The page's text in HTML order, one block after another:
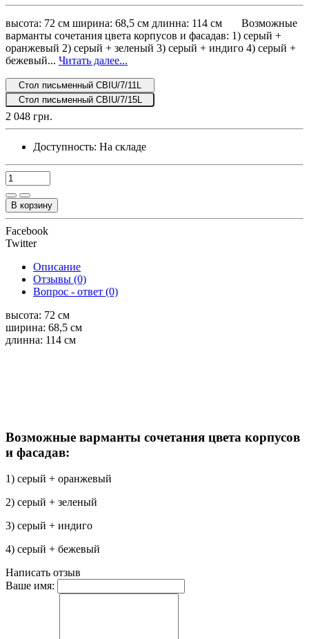
высота: 72 см ширина: 68,5 см длинна: 114 см Возможные
варманты сочетания цвета корпусов и фасадав: 1) серый +
оранжевый 2) серый + зеленый 3) серый + индиго 4) серый +
бежевый... Читать далее...
Стол письменный CBIU/7/11L
Стол письменный CBIU/7/15L
2 048 грн.
Доступность: На складе
В корзину
Facebook
Twitter
Описание
Отзывы (0)
Вопрос - ответ (0)
высота: 72 см
ширина: 68,5 см
длинна: 114 см
Возможные варманты сочетания цвета корпусов
и фасадав:
1) серый + оранжевый
2) серый + зеленый
3) серый + индиго
4) серый + бежевый
Написать отзыв
Ваше имя: